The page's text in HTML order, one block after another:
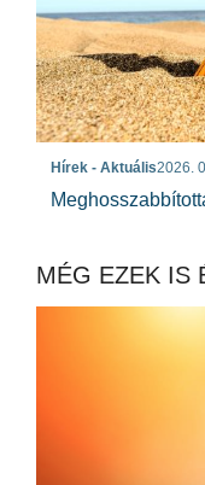
Hírek - Aktuális2026.
MÉG EZEK IS